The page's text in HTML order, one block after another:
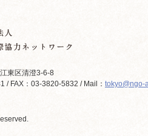
東区清澄3-6-8
/ FAX：03-3820-5832 / Mail： tokyo@ngo-